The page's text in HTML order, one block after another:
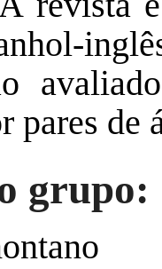
pares de
grupo: